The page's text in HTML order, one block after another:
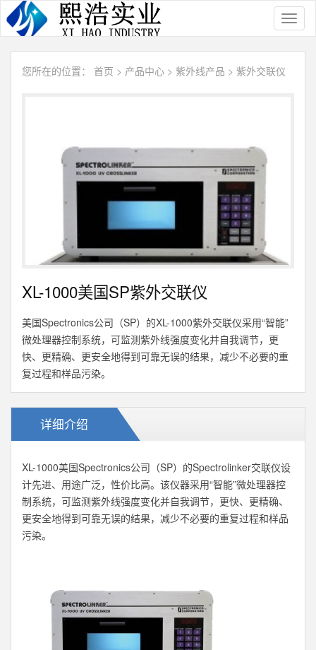
您所在的位置： 首页 > 产品中心 > 紫外线产品 > 紫外交联仪
XL-1000美国SP紫外交联仪
美国Spectronics公司（SP）的XL-1000紫外交联仪采用“智能”
微处理器控制系统，可监测紫外线强度变化并自我调节，更
快、更精确、更安全地得到可靠无误的结果，减少不必要的重
复过程和样品污染。
详细介绍
XL-1000美国Spectronics公司（SP）的Spectrolinker交联仪设
计先进、用途广泛，性价比高。该仪器采用“智能”微处理器控
制系统，可监测紫外线强度变化并自我调节，更快、更精确、
更安全地得到可靠无误的结果，减少不必要的重复过程和样品
污染。